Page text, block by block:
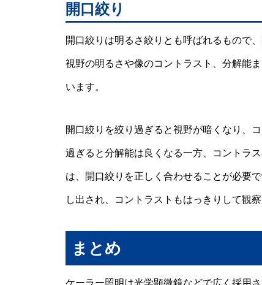
開口絞り
開口絞りは明るさ絞りとも呼ばれるもので
視野の明るさや像のコントラスト、分解能
います。
開口絞りを絞り過ぎると視野が暗くなり、
過ぎると分解能は良くなる一方、コントラ
は、開口絞りを正しく合わせることが必要
し出され、コントラストもはっきりして観
まとめ
ケーラー照明は光学顕微鏡などで広く採用